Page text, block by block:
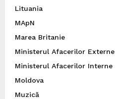
Lituania
MApN
Marea Britanie
Ministerul Afacerilor Externe
Ministerul Afacerilor Interne
Moldova
Muzică